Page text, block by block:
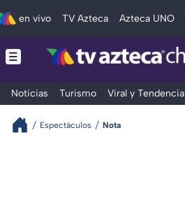
en vivo TV Azteca Azteca UNO
Noticias Turismo Viral y Tendencia
Espectáculos Nota